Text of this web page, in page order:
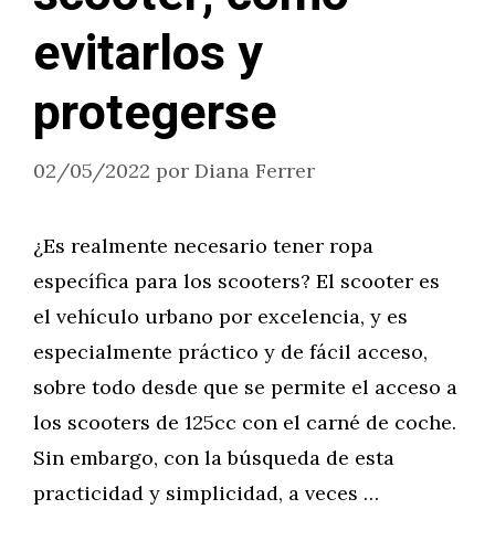
evitarlos y
protegerse
02/05/2022 por Diana Ferrer
¿Es realmente necesario tener ropa
específica para los scooters? El scooter es
el vehículo urbano por excelencia, y es
especialmente práctico y de fácil acceso,
sobre todo desde que se permite el acceso a
los scooters de 125cc con el carné de coche.
Sin embargo, con la búsqueda de esta
practicidad y simplicidad, a veces …